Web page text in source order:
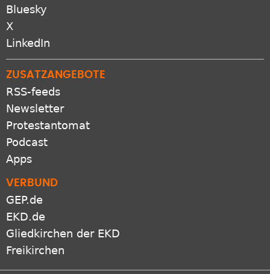
Bluesky
X
LinkedIn
ZUSATZANGEBOTE
RSS-feeds
Newsletter
Protestantomat
Podcast
Apps
VERBUND
GEP.de
EKD.de
Gliedkirchen der EKD
Freikirchen